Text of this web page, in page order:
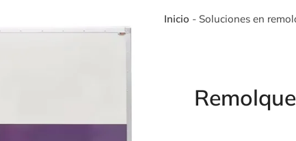
Inicio - Soluciones en